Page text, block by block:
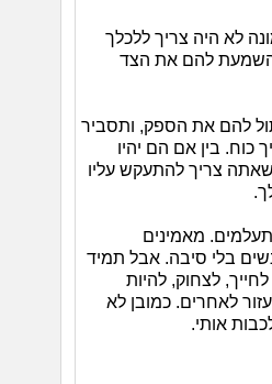
לא היה צריך ללכלך
להם את הצד
להם את הספק, ותסביר
בין אם הם יהיו
צריך להתעקש עליו
מאמינים
בלי סיבה. אבל תמיד
לצחוק, להיות
לאחרים. כמובן לא
אותי.